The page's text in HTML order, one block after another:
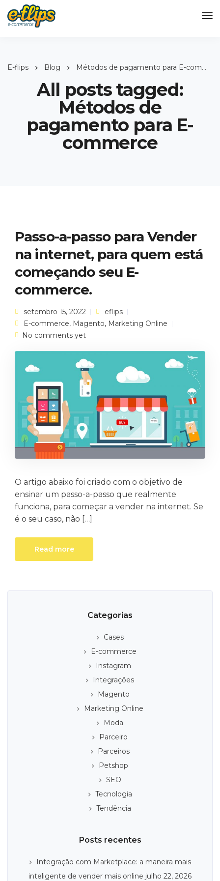
E-flips Blog Métodos de pagamento para E-commerce
All posts tagged:
Métodos de
pagamento para E-
commerce
Passo-a-passo para Vender
na internet, para quem está
começando seu E-
commerce.
setembro 15, 2022
eflips
E-commerce, Magento, Marketing Online
No comments yet
O artigo abaixo foi criado com o objetivo de
ensinar um passo-a-passo que realmente
funciona, para começar a vender na internet. Se
é o seu caso, não […]
Read more
Categorias
Cases
E-commerce
Instagram
Integrações
Magento
Marketing Online
Moda
Parceiro
Parceiros
Petshop
SEO
Tecnologia
Tendência
Posts recentes
Integração com Marketplace: a maneira mais
inteligente de vender mais online julho 22, 2026